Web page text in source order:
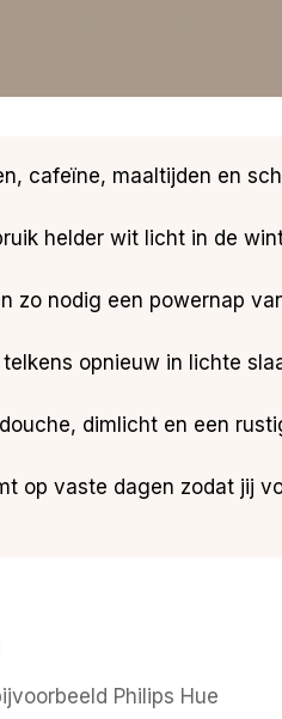
cafeïne, maaltijden en
helder wit licht in de
zo nodig een powernap
opnieuw in lichte
dimlicht en een
op vaste dagen zodat jij
Philips Hue